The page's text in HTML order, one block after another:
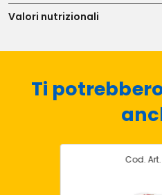
Valori nutrizionali
Ti
Cod. Art.